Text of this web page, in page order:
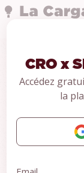
CRO x
Accédez
la
Guides
CRO
en 3
Pour